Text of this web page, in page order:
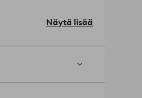
ihmiset ja
Näytä lisää